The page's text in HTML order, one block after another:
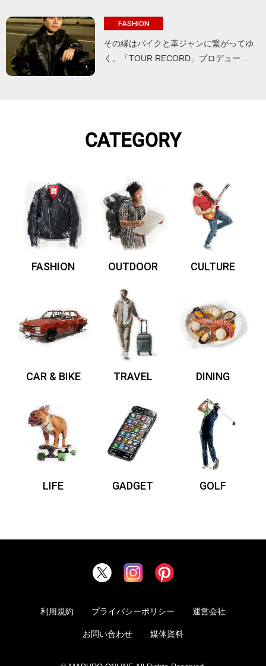
FASHION
その縁はバイクと革ジャンに繋がってゆ
く。「TOUR RECORD」プロデュー…
CATEGORY
FASHION OUTDOOR CULTURE
CAR & BIKE TRAVEL DINING
LIFE GADGET GOLF
利用規約 プライバシーポリシー 運営会社
お問い合わせ 媒体資料